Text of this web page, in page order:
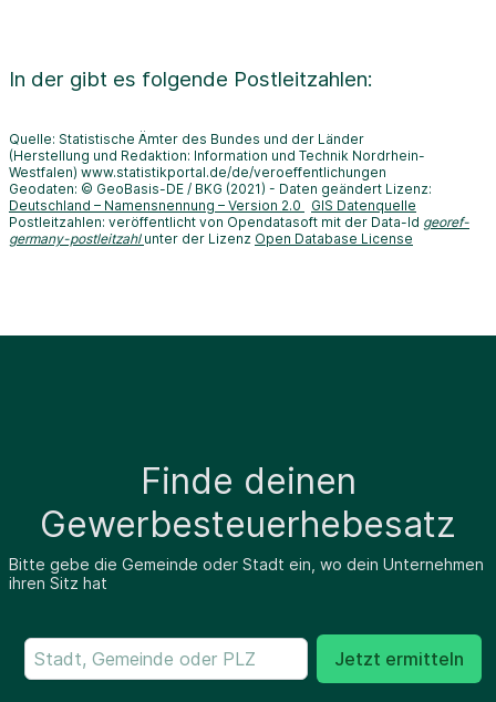
In der gibt es folgende Postleitzahlen:
Quelle: Statistische Ämter des Bundes und der Länder
(Herstellung und Redaktion: Information und Technik Nordrhein-
Westfalen) www.statistikportal.de/de/veroeffentlichungen
Geodaten: © GeoBasis-DE / BKG (2021) - Daten geändert Lizenz:
Deutschland – Namensnennung – Version 2.0
GIS Datenquelle
Postleitzahlen: veröffentlicht von Opendatasoft mit der Data-Id georef-
germany-postleitzahl unter der Lizenz Open Database License
Finde deinen
Gewerbesteuerhebesatz
Bitte gebe die Gemeinde oder Stadt ein, wo dein Unternehmen
ihren Sitz hat
Jetzt ermitteln